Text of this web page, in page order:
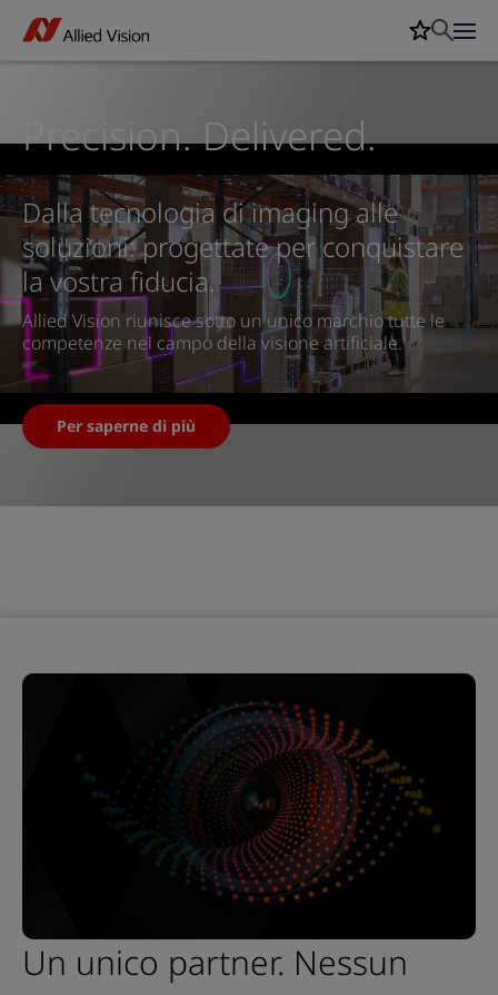
Precision. Delivered.
Dalla tecnologia di imaging alle
soluzioni: progettate per conquistare
la vostra fiducia.
Allied Vision riunisce sotto un unico marchio tutte le
competenze nel campo della visione artificiale.
Per saperne di più
Un unico partner. Nessun